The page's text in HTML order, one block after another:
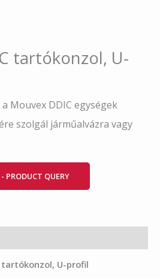
tartókonzol, U-
Mouvex DDIC egységek
szolgál járműalvázra vagy
PRODUCT QUERY
tartókonzol, U-profil